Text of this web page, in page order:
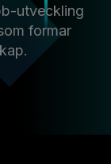
utveckling
formar